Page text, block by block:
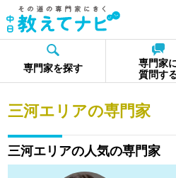
専門家を探す
専門家
質問す
三河エリアの専門家
三河エリアの人気の専門家